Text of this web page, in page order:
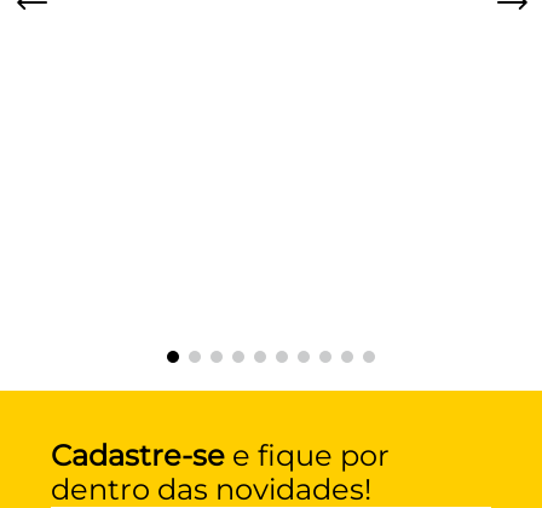
Cadastre-se e fique por
dentro das novidades!